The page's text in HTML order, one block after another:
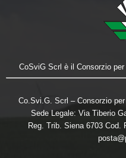
CoSviG Scrl è il Consorzio
Co.Svi.G. Scrl – Consorzio
Sede Legale: Via Tiberio
Reg. Trib. Siena 6703 Cod.